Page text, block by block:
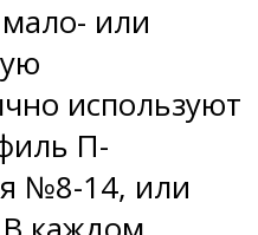
или
используют
П-
№8-14, или